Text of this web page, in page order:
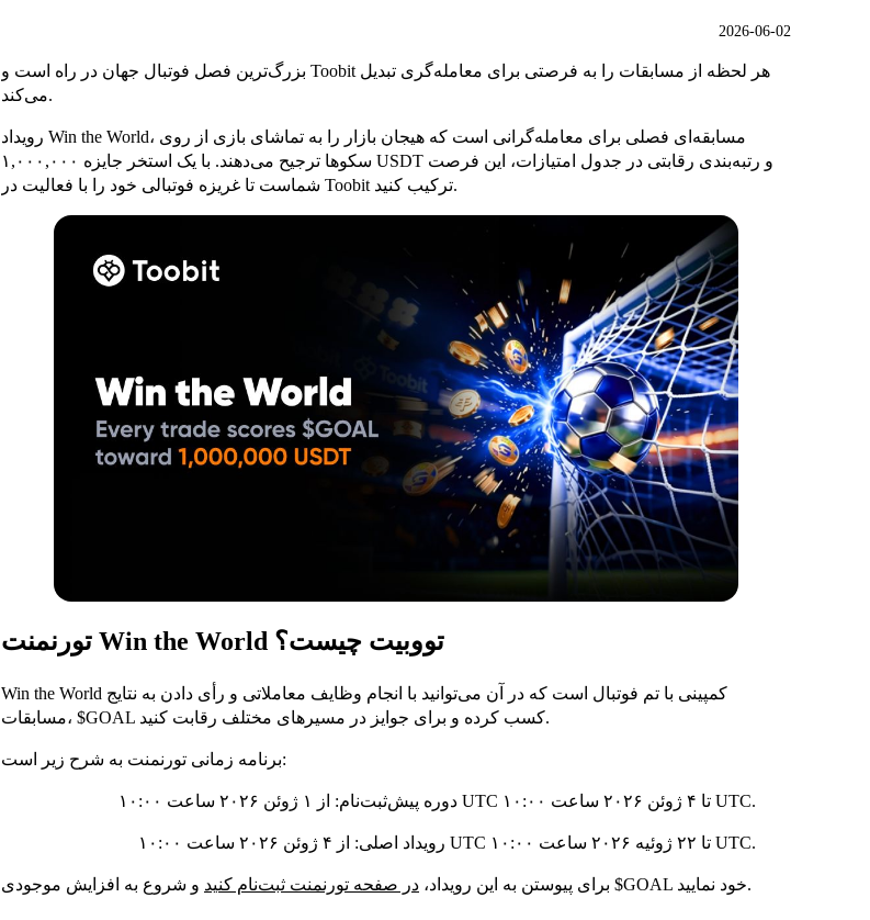
2026-06-02
بزرگ‌ترین فصل فوتبال جهان در راه است و Toobit هر لحظه از مسابقات را به فرصتی برای معامله‌گری تبدیل
می‌کند.
رویداد Win the World، مسابقه‌ای فصلی برای معامله‌گرانی است که هیجان بازار را به تماشای بازی از روی
سکوها ترجیح می‌دهند. با یک استخر جایزه ۱,۰۰۰,۰۰۰ USDT و رتبه‌بندی رقابتی در جدول امتیازات، این فرصت
شماست تا غریزه فوتبالی خود را با فعالیت در Toobit ترکیب کنید.
تورنمنت Win the World تووبیت چیست؟
Win the World کمپینی با تم فوتبال است که در آن می‌توانید با انجام وظایف معاملاتی و رأی دادن به نتایج
مسابقات، $GOAL کسب کرده و برای جوایز در مسیرهای مختلف رقابت کنید.
برنامه زمانی تورنمنت به شرح زیر است:
دوره پیش‌ثبت‌نام: از ۱ ژوئن ۲۰۲۶ ساعت ۱۰:۰۰ UTC تا ۴ ژوئن ۲۰۲۶ ساعت ۱۰:۰۰ UTC.
رویداد اصلی: از ۴ ژوئن ۲۰۲۶ ساعت ۱۰:۰۰ UTC تا ۲۲ ژوئیه ۲۰۲۶ ساعت ۱۰:۰۰ UTC.
برای پیوستن به این رویداد، در صفحه تورنمنت ثبت‌نام کنید و شروع به افزایش موجودی $GOAL خود نمایید.